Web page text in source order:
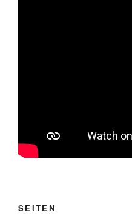
SEITEN